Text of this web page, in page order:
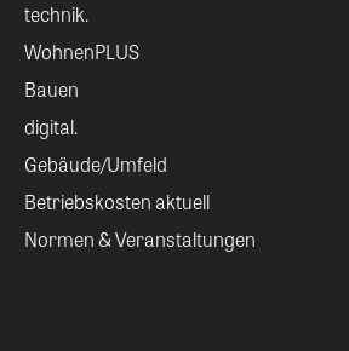
technik.
WohnenPLUS
Bauen
digital.
Gebäude/Umfeld
Betriebskosten aktuell
Normen & Veranstaltungen